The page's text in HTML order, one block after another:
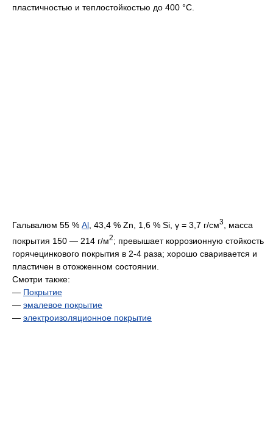
пластичностью и теплостойкостью до 400 °С.
Гальвалюм 55 % Al , 43,4 % Zn, 1,6 % Si, γ = 3,7 г/см3
, масса
покрытия 150 — 214 г/м2; превышает коррозионную стойкость
горячецинкового покрытия в 2-4 раза; хорошо сваривается и
пластичен в отожженном состоянии.
Смотри также:
— Покрытие
— эмалевое покрытие
— электроизоляционное покрытие